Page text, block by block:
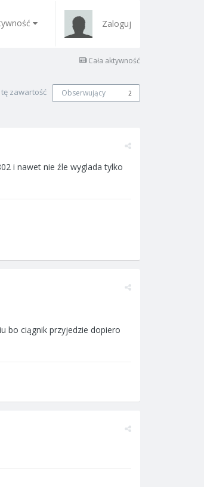
Zaloguj
Cała aktywność
zawartość Obserwujący 2
i nawet nie źle wyglada tylko
bo ciągnik przyjedzie dopiero